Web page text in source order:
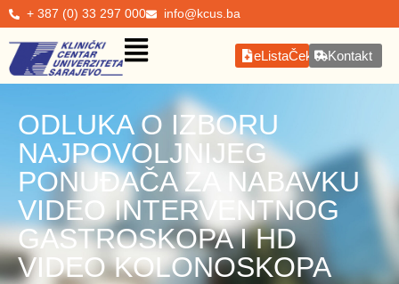
+ 387 (0) 33 297 000 info@kcus.ba
eListaČekanjaKontakt
ODLUKA O IZBORU
NAJPOVOLJNIJEG
PONUĐAČA ZA NABAVKU
VIDEO INTERVENTNOG
GASTROSKOPA I HD
VIDEO KOLONOSKOPA